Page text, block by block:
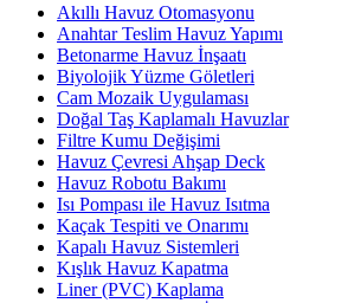
Akıllı Havuz Otomasyonu
Anahtar Teslim Havuz Yapımı
Betonarme Havuz İnşaatı
Biyolojik Yüzme Göletleri
Cam Mozaik Uygulaması
Doğal Taş Kaplamalı Havuzlar
Filtre Kumu Değişimi
Havuz Çevresi Ahşap Deck
Havuz Robotu Bakımı
Isı Pompası ile Havuz Isıtma
Kaçak Tespiti ve Onarımı
Kapalı Havuz Sistemleri
Kışlık Havuz Kapatma
Liner (PVC) Kaplama